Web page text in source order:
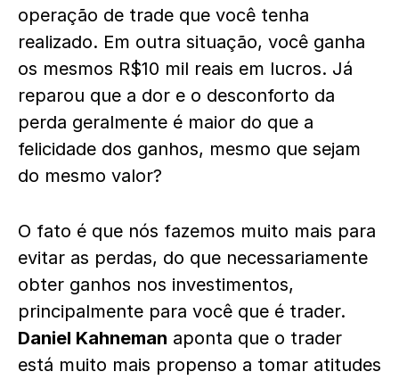
operação de trade que você tenha
realizado. Em outra situação, você ganha
os mesmos R$10 mil reais em lucros. Já
reparou que a dor e o desconforto da
perda geralmente é maior do que a
felicidade dos ganhos, mesmo que sejam
do mesmo valor?
O fato é que nós fazemos muito mais para
evitar as perdas, do que necessariamente
obter ganhos nos investimentos,
principalmente para você que é trader.
Daniel Kahneman aponta que o trader
está muito mais propenso a tomar atitudes